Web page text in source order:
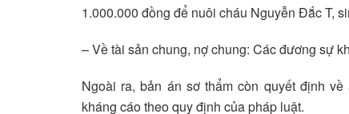
1.000.000 đồng để nuôi cháu Nguyễn Đắc T,
– Về tài sản chung, nợ chung: Các đương sự
Ngoài ra, bản án sơ thẩm còn quyết định
kháng cáo theo quy định của pháp luật.